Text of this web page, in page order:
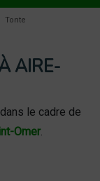
Tonte
AIRE-
le cadre de
Omer.